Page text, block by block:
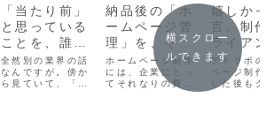
「当たり前」
と思っている
ことを、誰も
がわかりやす
く伝えるため
のがホームペ
全然別の業界の話
なんですが。傍か
ら見ていて、「す
納品後の「ホ
ームページ管
理」を、それ
でも推奨する
理由。
ホームページ制作
には、企業にとっ
てそれなりの費用
がかかるため、制
嬉しかっ
言。制作
ライアン
らいただ
「おこと
ば」-
アトラボの
ページ制作
した後もク
横スクロー
ルできます